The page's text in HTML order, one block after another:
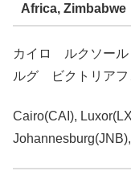
Africa, Zimbabwe
カイロ ルクソー
ルグ ビクトリアフ
Cairo(CAI),